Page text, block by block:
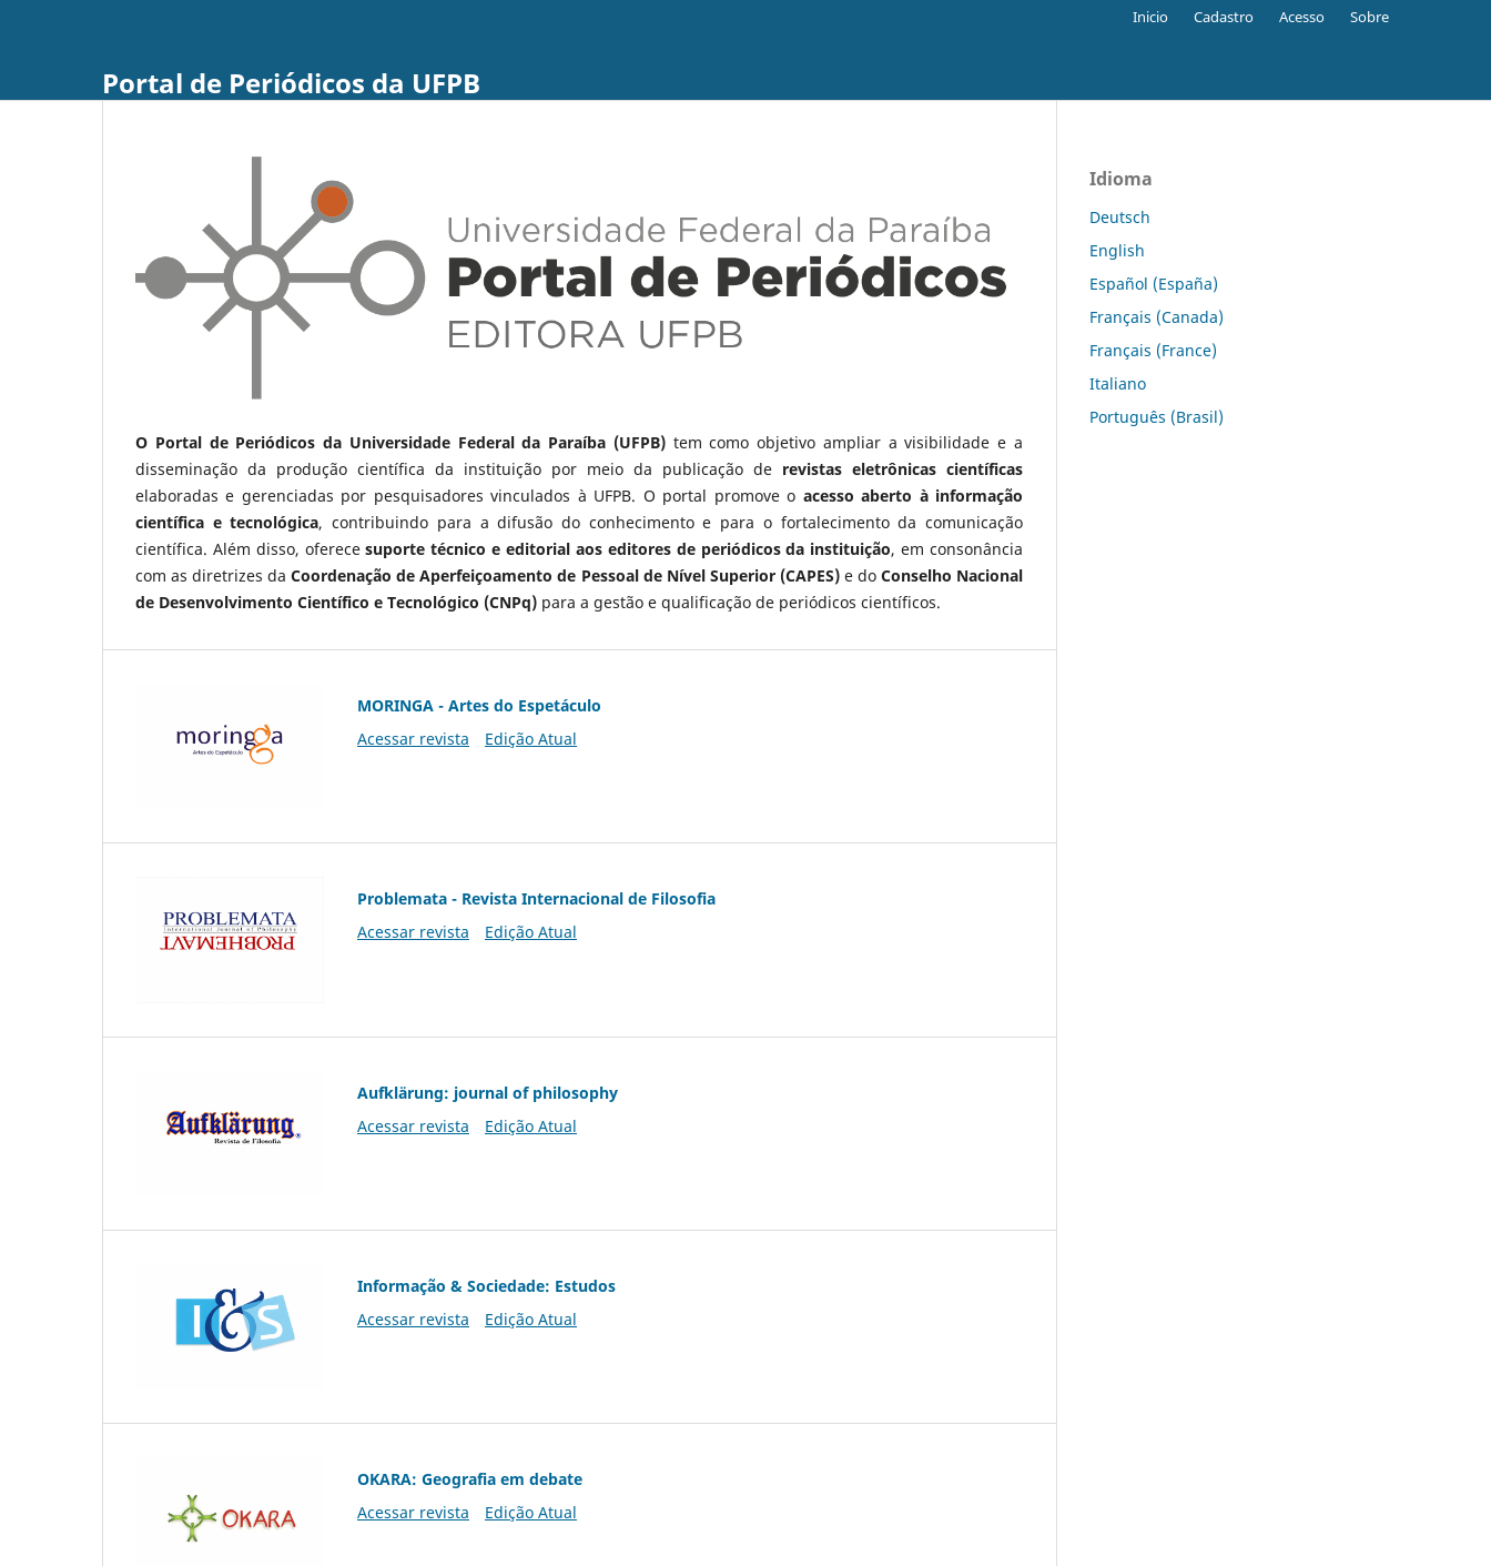
Portal de Periódicos da UFPB
Inicio Cadastro Acesso Sobre
O Portal de Periódicos da Universidade Federal da Paraíba (UFPB)tem como objetivo ampliar a visibilidade e a
disseminação da produção científica da instituição por meio da publicação de revistas eletrônicas científicas
elaboradas e gerenciadas por pesquisadores vinculados à UFPB. O portal promove o acesso aberto à informação
científica e tecnológica, contribuindo para a difusão do conhecimento e para o fortalecimento da comunicação
científica. Além disso, oferecesuporte técnico e editorial aos editores de periódicos da instituição, em consonância
com as diretrizes daCoordenação de Aperfeiçoamento de Pessoal de Nível Superior (CAPES)e do Conselho Nacional
de Desenvolvimento Científico e Tecnológico (CNPq) para a gestão e qualificação de periódicos científicos.
MORINGA - Artes do Espetáculo
Acessar revista
Edição Atual
Problemata - Revista Internacional de Filosofia
Acessar revista
Edição Atual
Aufklärung: journal of philosophy
Acessar revista
Edição Atual
Informação & Sociedade: Estudos
Acessar revista
Edição Atual
OKARA: Geografia em debate
Acessar revista
Edição Atual
Idioma
Deutsch
English
Español (España)
Français (Canada)
Français (France)
Italiano
Português (Brasil)